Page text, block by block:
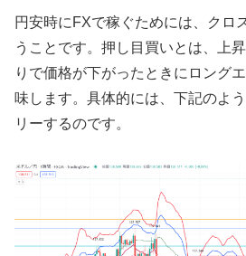
円安時にFXで稼ぐためには、クロ
うことです。押し目買いとは、上
りで価格が下がったときにロング
味します。具体的には、下記のよ
リーするのです。